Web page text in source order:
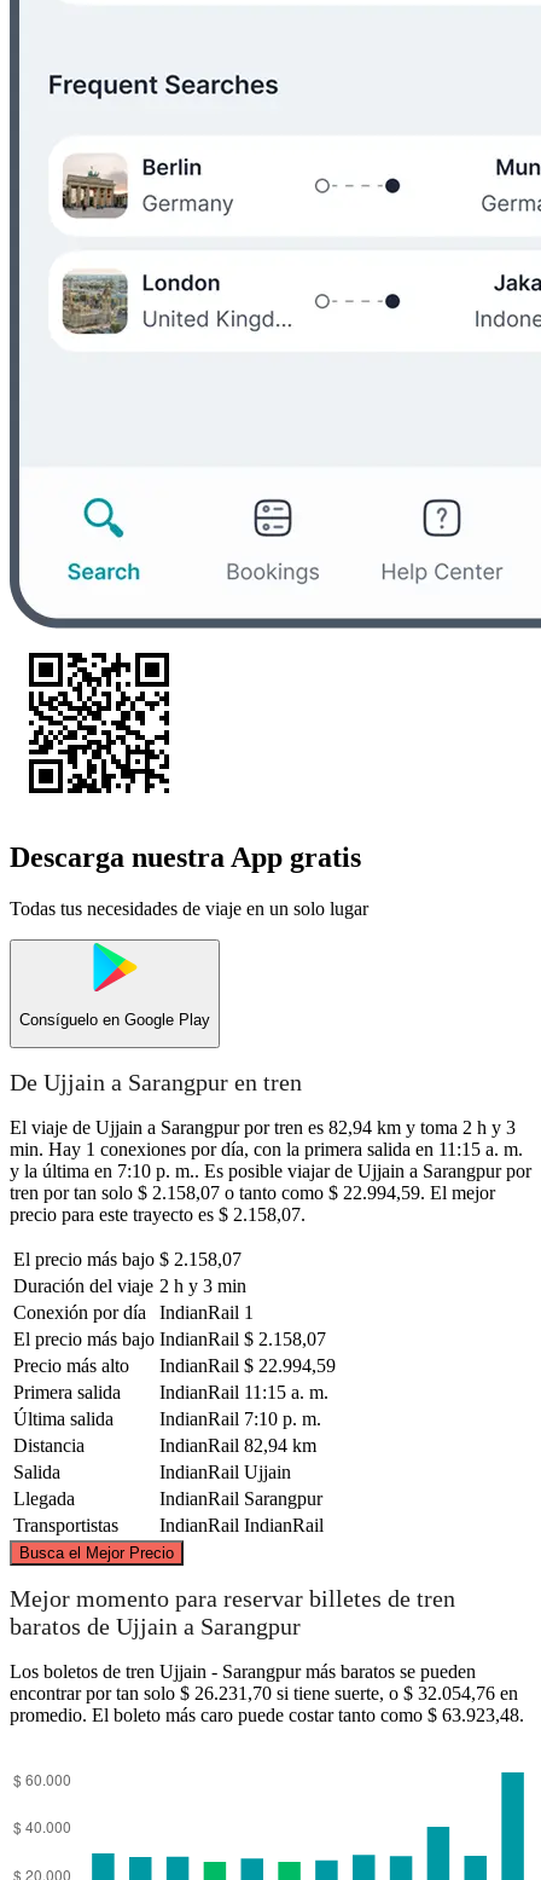
Descarga nuestra App gratis
Todas tus necesidades de viaje en un solo lugar
Consíguelo en Google Play
De Ujjain a Sarangpur en tren
El viaje de Ujjain a Sarangpur por tren es 82,94 km y toma 2 h y 3
min. Hay 1 conexiones por día, con la primera salida en 11:15 a. m.
y la última en 7:10 p. m.. Es posible viajar de Ujjain a Sarangpur por
tren por tan solo $ 2.158,07 o tanto como $ 22.994,59. El mejor
precio para este trayecto es $ 2.158,07.
El precio más bajo $ 2.158,07
Duración del viaje 2 h y 3 min
Conexión por día
IndianRail 1
El precio más bajo IndianRail $ 2.158,07
Precio más alto
IndianRail $ 22.994,59
Primera salida
IndianRail 11:15 a. m.
Última salida
IndianRail 7:10 p. m.
Distancia
IndianRail 82,94 km
Salida
IndianRail Ujjain
Llegada
IndianRail Sarangpur
Transportistas
IndianRail IndianRail
Busca el Mejor Precio
Ujjain
©CARTO
Mejor momento para reservar billetes de tren
baratos de Ujjain a Sarangpur
Los boletos de tren Ujjain - Sarangpur más baratos se pueden
encontrar por tan solo $ 26.231,70 si tiene suerte, o $ 32.054,76 en
promedio. El boleto más caro puede costar tanto como $ 63.923,48.